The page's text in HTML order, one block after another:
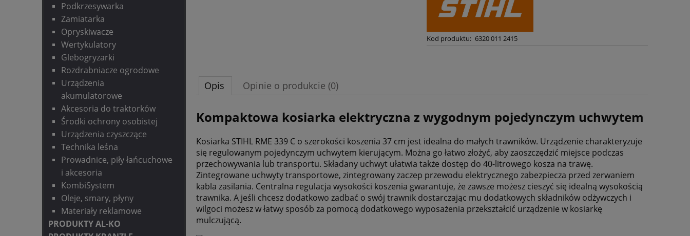
Podkrzesywarka
Zamiatarka
Opryskiwacze
Wertykulatory
Glebogryzarki
Rozdrabniacze ogrodowe
Urządzenia
akumulatorowe
Akcesoria do traktorków
Środki ochrony osobistej
Urządzenia czyszczące
Technika leśna
Prowadnice, piły łańcuchowe
i akcesoria
KombiSystem
Oleje, smary, płyny
Materiały reklamowe
PRODUKTY AL-KO
Kod produktu: 6320 011 2415
Opis Opinie o produkcie (0)
Kompaktowa kosiarka elektryczna z wygodnym pojedynczym uchwytem
Kosiarka STIHL RME 339 C o szerokości koszenia 37 cm jest idealna do małych trawników. Urządzenie charakteryzuje
się regulowanym pojedynczym uchwytem kierującym. Można go łatwo złożyć, aby zaoszczędzić miejsce podczas
przechowywania lub transportu. Składany uchwyt ułatwia także dostęp do 40-litrowego kosza na trawę.
Zintegrowane uchwyty transportowe, zintegrowany zaczep przewodu elektrycznego zabezpiecza przed zerwaniem
kabla zasilania. Centralna regulacja wysokości koszenia gwarantuje, że zawsze możesz cieszyć się idealną wysokością
trawnika. A jeśli chcesz dodatkowo zadbać o swój trawnik dostarczając mu dodatkowych składników odżywczych i
wilgoci możesz w łatwy sposób za pomocą dodatkowego wyposażenia przekształcić urządzenie w kosiarkę
mulczującą.